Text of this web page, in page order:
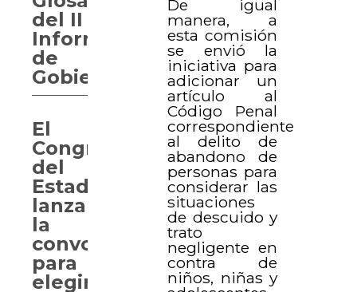
De igual
manera, a
esta comisión
se envió la
iniciativa para
adicionar un
artículo al
Código Penal
correspondiente
al delito de
abandono de
personas para
considerar las
situaciones
de descuido y
trato
negligente en
contra de
niños, niñas y
del II
Informe
de
Gobierno
El
Congreso
del
Estado
lanza
la
convocatoria
para
elegir